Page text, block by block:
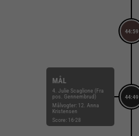
44:59
44:49
MÅL
4. Julie Scaglione (Fra
pos. Gennembrud)
Målvogter: 12. Anna
Kristensen
Score: 16-28